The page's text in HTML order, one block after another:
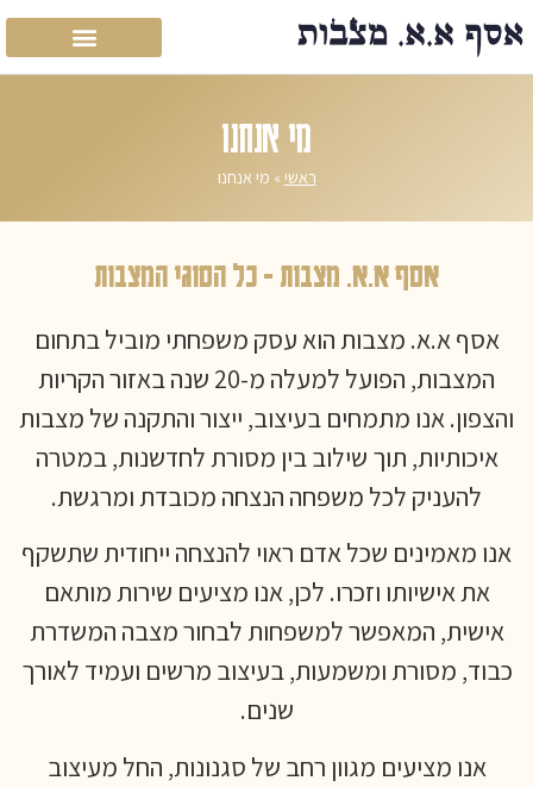
מי אנחנו
ראשי» מי אנחנו
אסף א.א. מצבות - כל הסוגי המצבות
אסף א.א. מצבות הוא עסק משפחתי מוביל בתחום
המצבות, הפועל למעלה מ-20 שנה באזור הקריות
והצפון. אנו מתמחים בעיצוב, ייצור והתקנה של מצבות
איכותיות, תוך שילוב בין מסורת לחדשנות, במטרה
להעניק לכל משפחה הנצחה מכובדת ומרגשת.
אנו מאמינים שכל אדם ראוי להנצחה ייחודית שתשקף
את אישיותו וזכרו. לכן, אנו מציעים שירות מותאם
אישית, המאפשר למשפחות לבחור מצבה המשדרת
כבוד, מסורת ומשמעות, בעיצוב מרשים ועמיד לאורך
שנים.
אנו מציעים מגוון רחב של סגנונות, החל מעיצוב